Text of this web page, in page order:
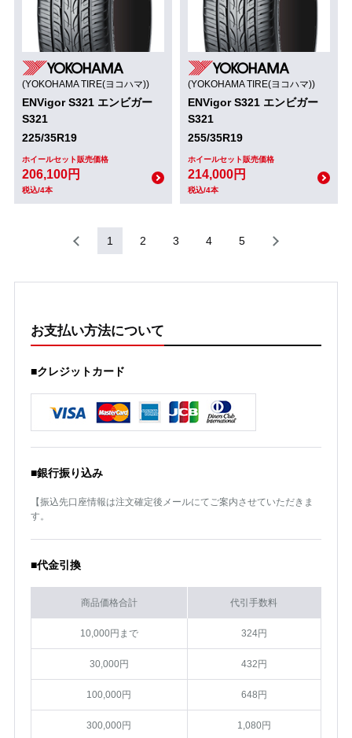
(YOKOHAMA TIRE(ヨコハマ))
ENVigor S321 エンビガー
S321
225/35R19
ホイールセット販売価格
206,100円
税込/4本
(YOKOHAMA TIRE(ヨコハマ))
ENVigor S321 エンビガー
S321
255/35R19
ホイールセット販売価格
214,000円
税込/4本
1 2 3 4 5
お支払い方法について
■クレジットカード
■銀行振り込み
【振込先口座情報は注文確定後メールにてご案内させていただきま
す。
■代金引換
商品価格合計 代引手数料
10,000円まで 324円
30,000円 432円
100,000円 648円
300,000円 1,080円